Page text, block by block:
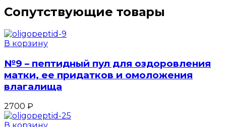
Сопутствующие товары
В корзину
№9 – пептидный пул для оздоровления
матки, ее придатков и омоложения
влагалища
2700 ₽